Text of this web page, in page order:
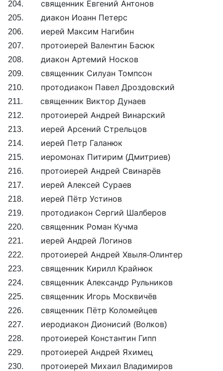
204. священник Евгений Антонов
205. диакон Иоанн Петерс
206. иерей Максим Нагибин
207. протоиерей Валентин Басюк
208. диакон Артемий Носков
209. священник Силуан Томпсон
210. протодиакон Павел Дроздовский
211. священник Виктор Дунаев
212. протоиерей Андрей Винарский
213. иерей Арсений Стрельцов
214. иерей Петр Галанюк
215. иеромонах Питирим (Дмитриев)
216. протоиерей Андрей Свинарёв
217. иерей Алексей Сураев
218. иерей Пётр Устинов
219. протодиакон Сергий Шалберов
220. священник Роман Кучма
221. иерей Андрей Логинов
222. протоиерей Андрей Хвыля-Олинтер
223. священник Кирилл Крайнюк
224. священник Александр Рульников
225. священник Игорь Москвичёв
226. священник Пётр Коломейцев
227. иеродиакон Дионисий (Волков)
228. протоиерей Константин Гипп
229. протоиерей Андрей Яхимец
230. протоиерей Михаил Владимиров